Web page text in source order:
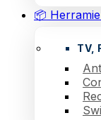
📦
TV,